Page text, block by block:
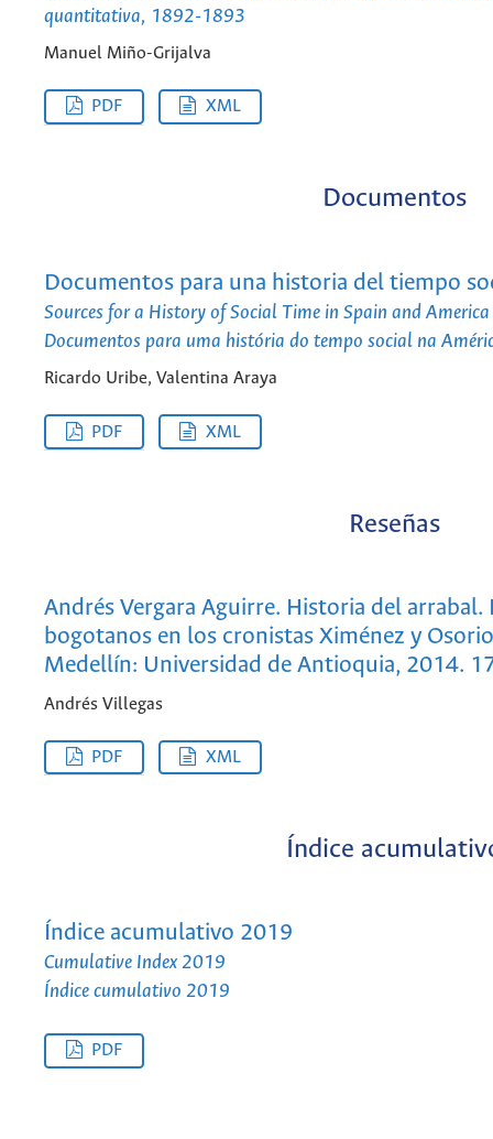
quantitativa, 1892-1893
Manuel Miño-Grijalva
PDF XML
Documentos
Documentos para una historia del tiempo
Sources for a History of Social Time in Spain and America
Documentos para uma história do tempo social na
Ricardo Uribe, Valentina Araya
PDF XML
Reseñas
Andrés Vergara Aguirre. Historia del arrabal.
bogotanos en los cronistas Ximénez y
Medellín: Universidad de Antioquia, 2014.
Andrés Villegas
PDF XML
Índice
Índice acumulativo 2019
Cumulative Index 2019
Índice cumulativo 2019
PDF